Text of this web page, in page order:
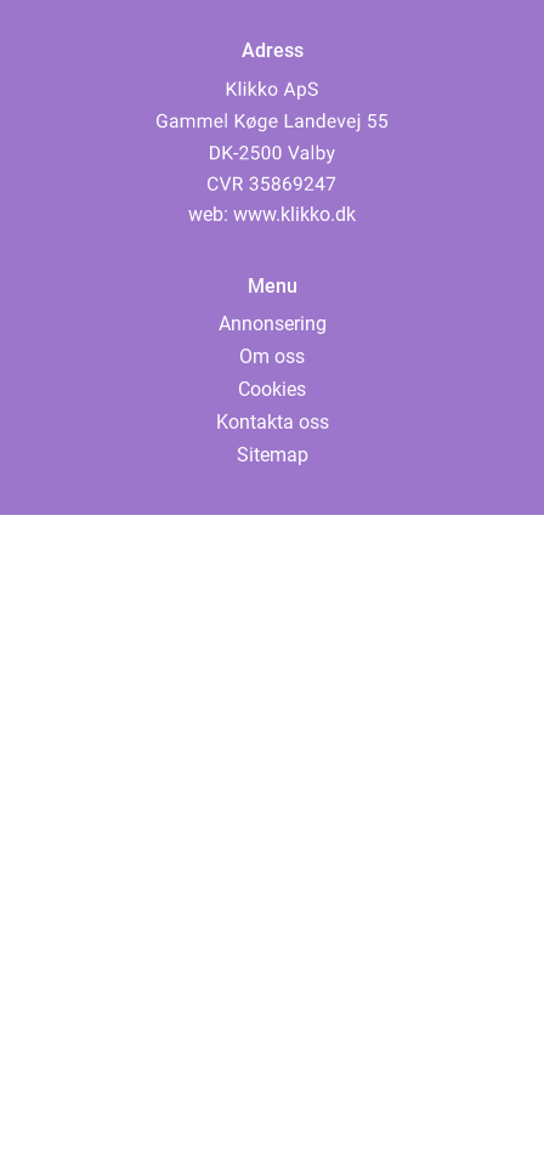
Adress
web: www.klikko.dk
Menu
Annonsering
Om oss
Cookies
Kontakta oss
Sitemap